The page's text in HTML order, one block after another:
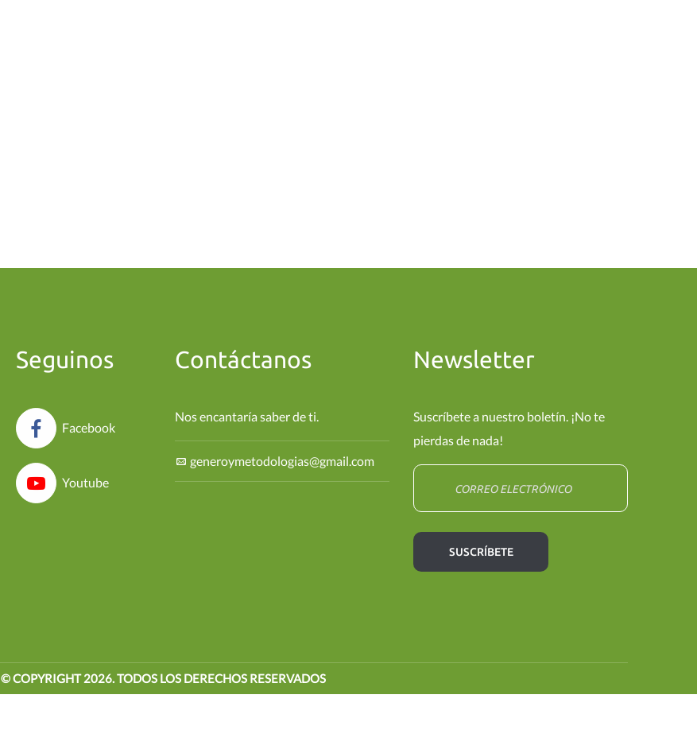
Seguinos
Facebook
Youtube
Contáctanos
Nos encantaría saber de ti.
generoymetodologias@gmail.com
Newsletter
Suscríbete a nuestro boletín. ¡No te
pierdas de nada!
© COPYRIGHT2026. TODOS LOS DERECHOS RESERVADOS